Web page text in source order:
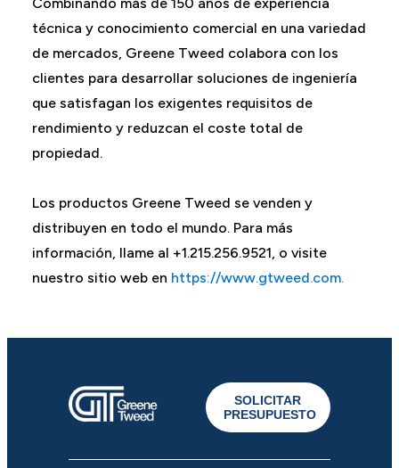
técnica y conocimiento comercial en una variedad
de mercados, Greene Tweed colabora con los
clientes para desarrollar soluciones de ingeniería
que satisfagan los exigentes requisitos de
rendimiento y reduzcan el coste total de
propiedad.
Los productos Greene Tweed se venden y
distribuyen en todo el mundo. Para más
información, llame al +1.215.256.9521, o visite
nuestro sitio web en https://www.gtweed.com.
SOLICITAR
PRESUPUESTO